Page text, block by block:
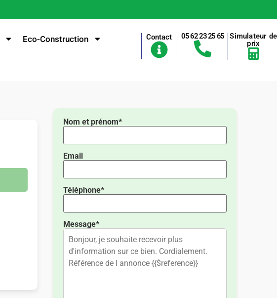
Eco-Construction Contact 05 62 23 25 65
Simulateur de
prix
Nom et prénom*
Email
Téléphone*
Message*